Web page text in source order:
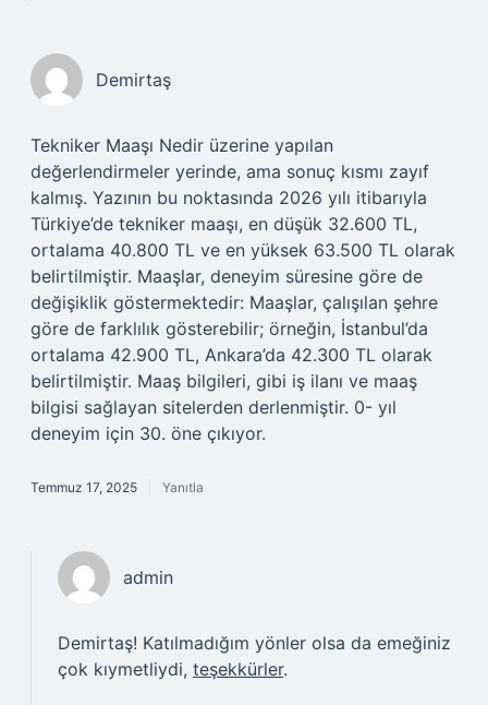
Demirtaş
Tekniker Maaşı Nedir üzerine yapılan
değerlendirmeler yerinde, ama sonuç kısmı zayıf
kalmış. Yazının bu noktasında 2026 yılı itibarıyla
Türkiye’de tekniker maaşı, en düşük 32.600 TL,
ortalama 40.800 TL ve en yüksek 63.500 TL olarak
belirtilmiştir. Maaşlar, deneyim süresine göre de
değişiklik göstermektedir: Maaşlar, çalışılan şehre
göre de farklılık gösterebilir; örneğin, İstanbul’da
ortalama 42.900 TL, Ankara’da 42.300 TL olarak
belirtilmiştir. Maaş bilgileri, gibi iş ilanı ve maaş
bilgisi sağlayan sitelerden derlenmiştir. 0- yıl
deneyim için 30. öne çıkıyor.
Temmuz 17, 2025 Yanıtla
admin
Demirtaş! Katılmadığım yönler olsa da emeğiniz
çok kıymetliydi, teşekkürler.